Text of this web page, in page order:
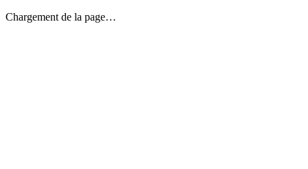
Chargement de la page…